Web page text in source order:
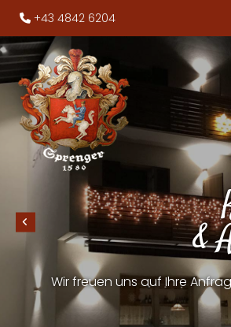
 +43 4842 6204
&
Wir freuen uns auf Ihre